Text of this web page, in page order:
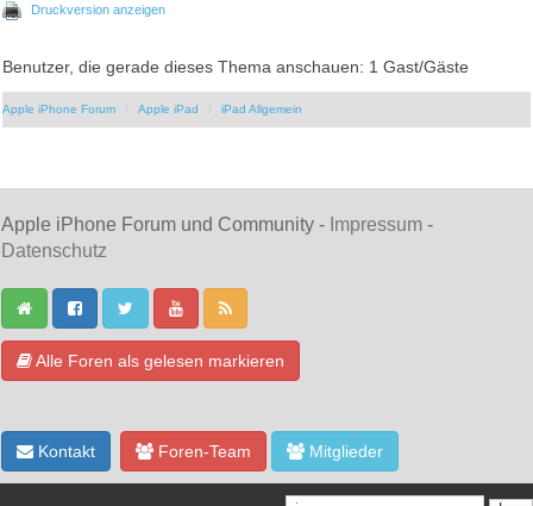
Druckversion anzeigen
Benutzer, die gerade dieses Thema anschauen: 1 Gast/Gäste
Apple iPhone Forum Apple iPad iPad Allgemein
Apple iPhone Forum und Community - Impressum -
Datenschutz
Alle Foren als gelesen markieren
Kontakt Foren-Team Mitglieder